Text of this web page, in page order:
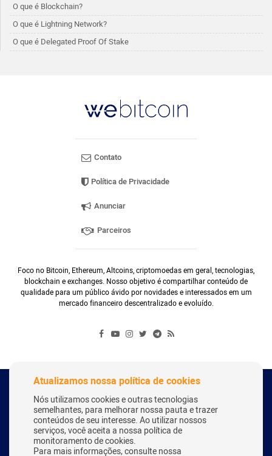
O que é Blockchain?
O que é Lightning Network?
O que é Delegated Proof Of Stake
Contato
Política de Privacidade
Anunciar
Parceiros
Foco no Bitcoin, Ethereum, Altcoins, criptomoedas em geral, tecnologias,
blockchain e exchanges. Nosso objetivo é compartilhar conteúdo de
qualidade para um público ávido por novidades e interessados em um
mercado financeiro descentralizado e evoluído.
Copyright Webitcoin 2018 - Todos os Direitos Reservados
Desenvolvido por: Herick Correa
Atualizamos nossa política de cookies
Nós utilizamos cookies e outras tecnologias
semelhantes, para melhorar nossa pauta e trazer
conteúdos de seu interesse. Ao utilizar nossos
serviços, você aceita a nossa política de
monitoramento de cookies.
Para mais informações, consulte nossa